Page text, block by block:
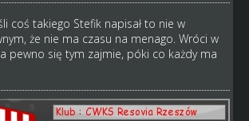
coś takiego Stefik napisał to nie w
że nie ma czasu na menago. Wróci w
pewno się tym zajmie, póki co każdy ma